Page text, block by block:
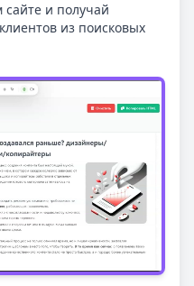
и получай
из поисковых